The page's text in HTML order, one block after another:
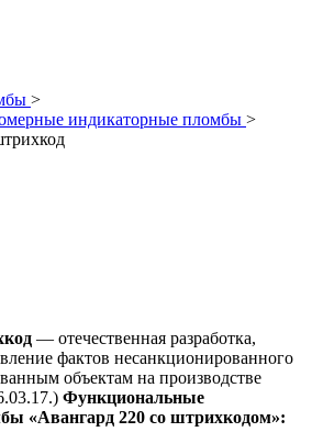
>
индикаторные пломбы >
— отечественная разработка,
фактов несанкционированного
объектам на производстве
Функциональные
«Авангард 220 со штрихкодом»: